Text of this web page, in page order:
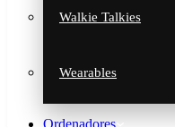
Walkie Talkies
Wearables
Ordenadores